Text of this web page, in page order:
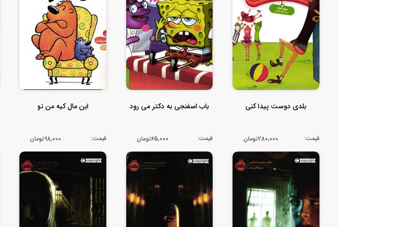
بلدی دوست پیدا کنی
قیمت: 280,000تومان
باب اسفنجی به دکتر می رود
قیمت: 65,000تومان
این مال کیه من تو
قیمت: 98,000تومان